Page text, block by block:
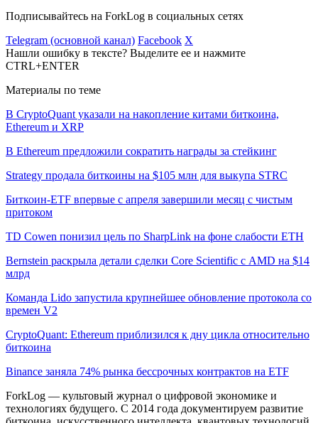
Подписывайтесь на ForkLog в социальных сетях
Telegram (основной канал) Facebook X
Нашли ошибку в тексте? Выделите ее и нажмите
CTRL+ENTER
Материалы по теме
В CryptoQuant указали на накопление китами биткоина,
Ethereum и XRP
В Ethereum предложили сократить награды за стейкинг
Strategy продала биткоины на $105 млн для выкупа STRC
Биткоин-ETF впервые с апреля завершили месяц с чистым
притоком
TD Cowen понизил цель по SharpLink на фоне слабости ETH
Bernstein раскрыла детали сделки Core Scientific с AMD на $14
млрд
Команда Lido запустила крупнейшее обновление протокола со
времен V2
CryptoQuant: Ethereum приблизился к дну цикла относительно
биткоина
Binance заняла 74% рынка бессрочных контрактов на ETF
ForkLog — культовый журнал о цифровой экономике и
технологиях будущего. С 2014 года документируем развитие